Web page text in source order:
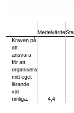
Medelvärde
Kraven på
att
ansvara
för att
organisera
mitt eget
lärande
var
rimliga.
4,4